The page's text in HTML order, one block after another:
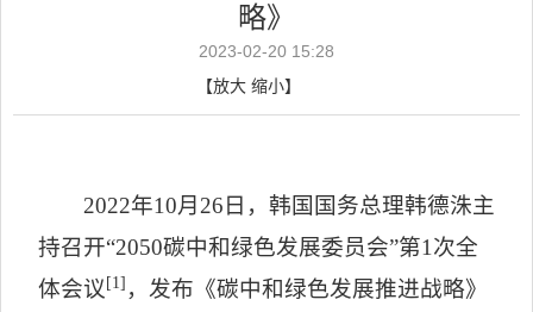
略》
2023-02-20 15:28
【放大 缩小】
2022年10月 26 日，韩国国务总理韩德洙主
持召开“2050碳中和绿色发展委员会”第1 次全
体会议 [1] ，发布《碳中和绿色发展推进战略》